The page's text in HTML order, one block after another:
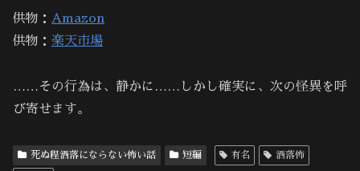
供物： Amazon
供物： 楽天市場
……その行為は、静かに……しかし確実に、次の怪異を呼
び寄せます。
死ぬ程洒落にならない怖い話 短編 有名 洒落怖